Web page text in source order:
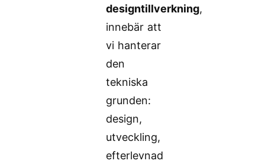
designtillverkning,
innebär att
vi hanterar
den
tekniska
grunden:
design,
utveckling,
efterlevnad